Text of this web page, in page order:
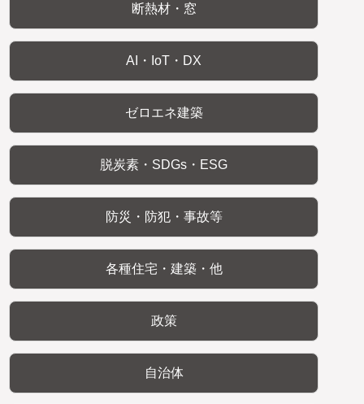
断熱材・窓
AI・IoT・DX
ゼロエネ建築
脱炭素・SDGs・ESG
防災・防犯・事故等
各種住宅・建築・他
政策
自治体